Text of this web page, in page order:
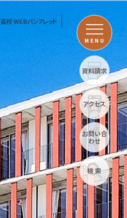
高校 WEBパンフレット
MENU
資料請求
アクセス
お問い合
わせ
検 索